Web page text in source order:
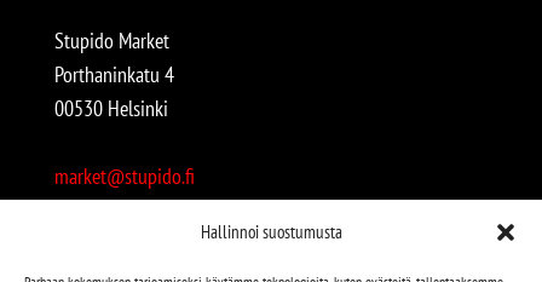
Hallinnoi suostumusta
Stupido Market
Porthaninkatu 4
00530 Helsinki
market@stupido.fi